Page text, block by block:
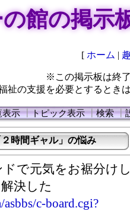
館の掲示
[ ホーム |
※この掲示板は終
祉の支援を必要とするとき
表示┃トピック表示┃検索┃
時間ギャル」の悩み
で元気をお裾分け
決した
c-board.cgi?